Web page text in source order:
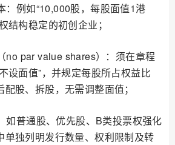
：例如“10,000股，每股面值1港
结构稳定的初创企业；
no par value shares）：须在章程
设面值”，并规定每股所占权益比
股、拆股，无需调整面值；
如普通股、优先股、B类投票权强化
单独列明发行数量、权利限制及转